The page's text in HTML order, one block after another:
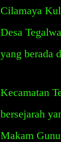
Cilamaya
Desa
yang berada
Kecamatan
bersejarah
Makam